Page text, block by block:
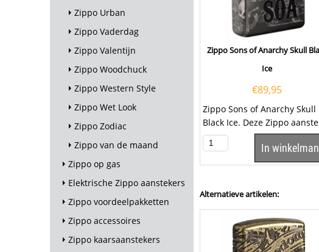
Zippo Urban
Zippo Vaderdag
Zippo Valentijn
Zippo Woodchuck
Zippo Western Style
Zippo Wet Look
Zippo Zodiac
Zippo van de maand
Zippo op gas
Elektrische Zippo aanstekers
Zippo voordeelpakketten
Zippo accessoires
Zippo kaarsaanstekers
Zippo Sons of Anarchy Skull
Ice
€89,95
Zippo Sons of Anarchy Skull
Black Ice. Deze Zippo
heeft een black ice
met aan...
In
Alternatieve artikelen: